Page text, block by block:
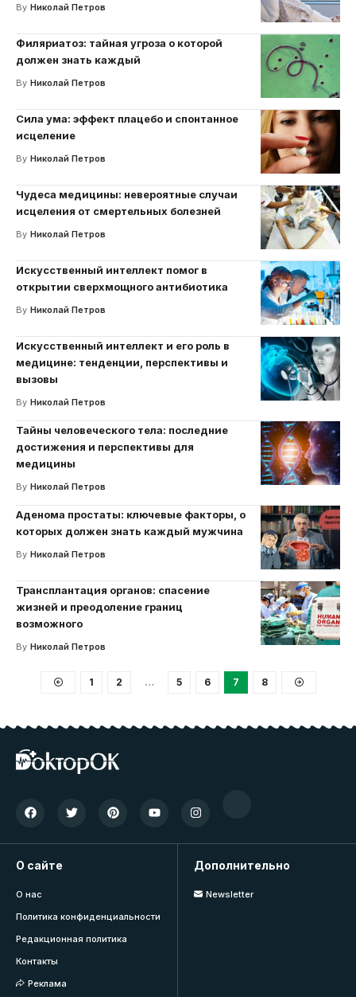
By Николай Петров
Филяриатоз: тайная угроза о которой
должен знать каждый
By Николай Петров
Сила ума: эффект плацебо и спонтанное
исцеление
By Николай Петров
Чудеса медицины: невероятные случаи
исцеления от смертельных болезней
By Николай Петров
Искусственный интеллект помог в
открытии сверхмощного антибиотика
By Николай Петров
Искусственный интеллект и его роль в
медицине: тенденции, перспективы и
вызовы
By Николай Петров
Тайны человеческого тела: последние
достижения и перспективы для
медицины
By Николай Петров
Аденома простаты: ключевые факторы, о
которых должен знать каждый мужчина
By Николай Петров
Трансплантация органов: спасение
жизней и преодоление границ
возможного
By Николай Петров
1 2 … 5 6 7 8
О сайте
О нас
Политика конфиденциальности
Редакционная политика
Контакты
Реклама
Дополнительно
Newsletter